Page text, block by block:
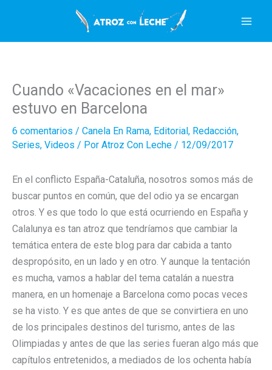
contenido
Cuando «Vacaciones en el mar»
estuvo en Barcelona
6 comentarios / Canela En Rama, Editorial, Redacción,
Series, Videos / Por Atroz Con Leche / 12/09/2017
En el conflicto España-Cataluña, nosotros somos más de
buscar puntos en común, que del odio ya se encargan
otros. Y es que todo lo que está ocurriendo en España y
Calalunya es tan atroz que tendríamos que cambiar la
temática entera de este blog para dar cabida a tanto
despropósito, en un lado y en otro. Y aunque la tentación
es mucha, vamos a hablar del tema catalán a nuestra
manera, en un homenaje a Barcelona como pocas veces
se ha visto. Y es que antes de que se convirtiera en uno
de los principales destinos del turismo, antes de las
Olimpiadas y antes de que las series fueran algo más que
capítulos entretenidos, a mediados de los ochenta había